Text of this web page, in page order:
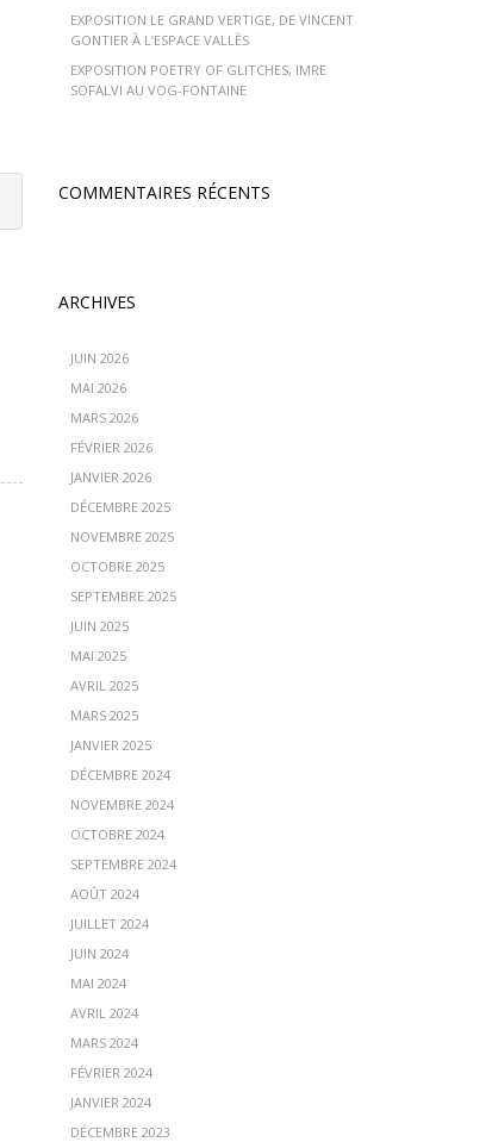
EXPOSITION LE GRAND VERTIGE, DE VINCENT
GONTIER À L’ESPACE VALLÈS
EXPOSITION POETRY OF GLITCHES, IMRE
SOFALVI AU VOG-FONTAINE
COMMENTAIRES RÉCENTS
ARCHIVES
JUIN 2026
MAI 2026
MARS 2026
FÉVRIER 2026
JANVIER 2026
DÉCEMBRE 2025
NOVEMBRE 2025
OCTOBRE 2025
SEPTEMBRE 2025
JUIN 2025
MAI 2025
AVRIL 2025
MARS 2025
JANVIER 2025
DÉCEMBRE 2024
NOVEMBRE 2024
OCTOBRE 2024
SEPTEMBRE 2024
AOÛT 2024
JUILLET 2024
JUIN 2024
MAI 2024
AVRIL 2024
MARS 2024
FÉVRIER 2024
JANVIER 2024
DÉCEMBRE 2023